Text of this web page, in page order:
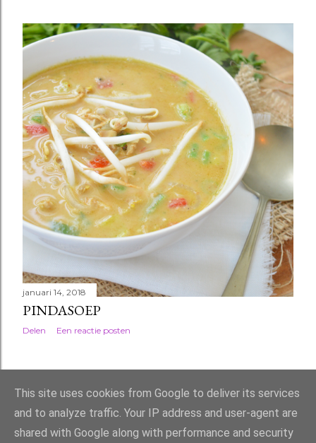
januari 14, 2018
PINDASOEP
Delen Een reactie posten
OUDERE POSTS
This site uses cookies from Google to deliver its services
and to analyze traffic. Your IP address and user-agent are
shared with Google along with performance and security